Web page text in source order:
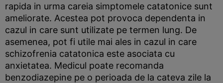
rapida in urma careia simptomele catatonice sunt
ameliorate. Acestea pot provoca dependenta in
cazul in care sunt utilizate pe termen lung. De
asemenea, pot fi utile mai ales in cazul in care
schizofrenia catatonica este asociata cu
anxietatea. Medicul poate recomanda
benzodiazepine pe o perioada de la cateva zile la